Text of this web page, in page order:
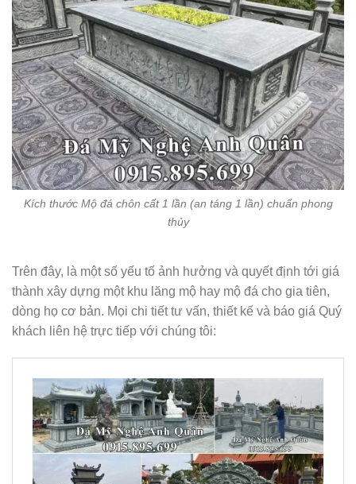
Kích thước Mộ đá chôn cất 1 lần (an táng 1 lần) chuẩn phong
thủy
Trên đây, là một số yếu tố ảnh hưởng và quyết định tới giá
thành xây dựng một khu lăng mộ hay mộ đá cho gia tiên,
dòng họ cơ bản. Mọi chi tiết tư vấn, thiết kế và báo giá Quý
khách liên hệ trực tiếp với chúng tôi: